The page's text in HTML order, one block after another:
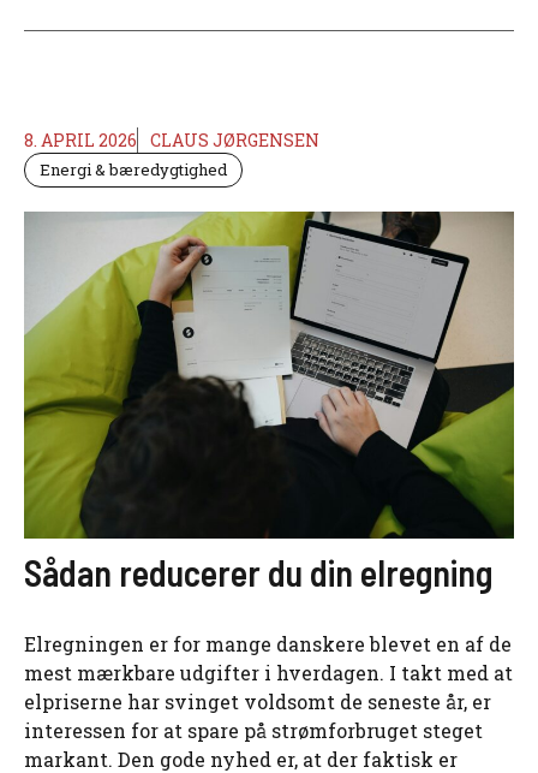
8. APRIL 2026 CLAUS JØRGENSEN
Energi & bæredygtighed
Sådan reducerer du din elregning
Elregningen er for mange danskere blevet en af de
mest mærkbare udgifter i hverdagen. I takt med at
elpriserne har svinget voldsomt de seneste år, er
interessen for at spare på strømforbruget steget
markant. Den gode nyhed er, at der faktisk er